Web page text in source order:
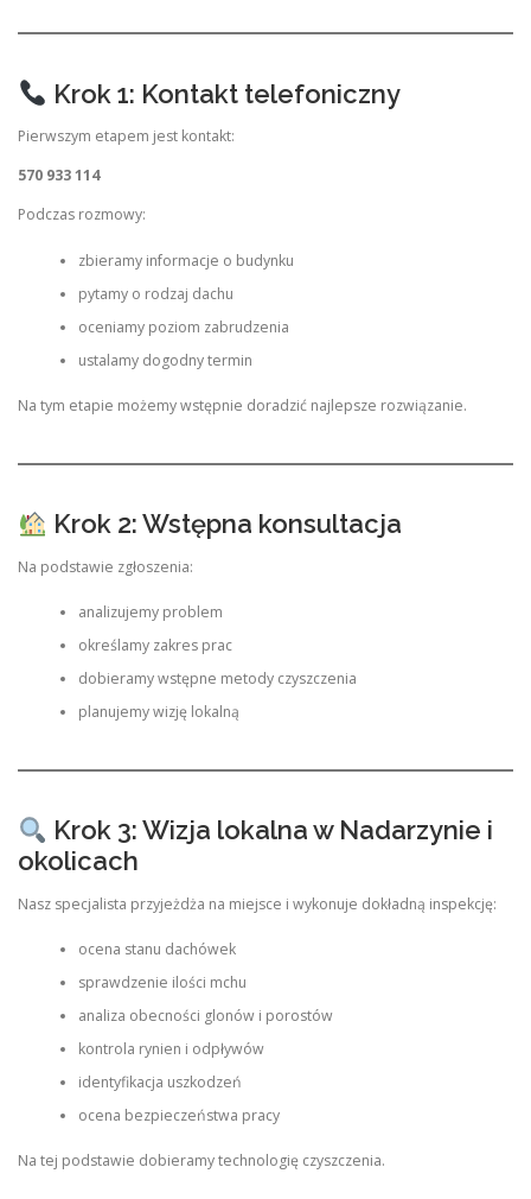
Krok 1: Kontakt telefoniczny
Pierwszym etapem jest kontakt:
570 933 114
Podczas rozmowy:
zbieramy informacje o budynku
pytamy o rodzaj dachu
oceniamy poziom zabrudzenia
ustalamy dogodny termin
Na tym etapie możemy wstępnie doradzić najlepsze rozwiązanie.
Krok 2: Wstępna konsultacja
Na podstawie zgłoszenia:
analizujemy problem
określamy zakres prac
dobieramy wstępne metody czyszczenia
planujemy wizję lokalną
Krok 3: Wizja lokalna w Nadarzynie i
okolicach
Nasz specjalista przyjeżdża na miejsce i wykonuje dokładną inspekcję:
ocena stanu dachówek
sprawdzenie ilości mchu
analiza obecności glonów i porostów
kontrola rynien i odpływów
identyfikacja uszkodzeń
ocena bezpieczeństwa pracy
Na tej podstawie dobieramy technologię czyszczenia.